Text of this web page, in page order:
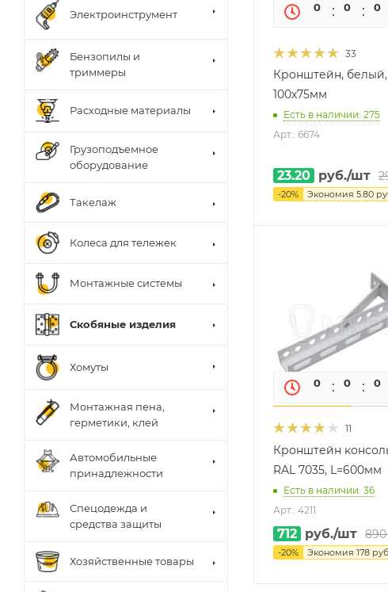
0 0 0
33
Кронштейн, белый,
100х75мм
Есть в наличии: 275
Арт.: 6674
23.20 руб./шт
-20% Экономия 5.80
0 0 0
11
Кронштейн
RAL 7035, L=600мм
Есть в наличии: 36
Арт.: 4211
712 руб./шт 890
-20% Экономия 178 руб.
Электроинструмент
Бензопилы и
триммеры
Расходные материалы
Грузоподъемное
оборудование
Такелаж
Колеса для тележек
Монтажные системы
Скобяные изделия
Хомуты
Монтажная пена,
герметики, клей
Автомобильные
принадлежности
Спецодежда и
средства защиты
Хозяйственные товары